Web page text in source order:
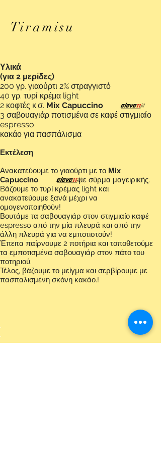
Tiramisu
Υλικά
(για 2 μερίδες)
200 γρ. γιαούρτι 2% στραγγιστό
40 γρ. τυρί κρέμα light
2 κοφτές κ.σ. Mix Capuccino
3 σαβουαγιάρ ποτισμένα σε καφέ στιγμιαίο
espresso
κακάο για πασπάλισμα
Εκτέλεση
Ανακατεύουμε το γιαούρτι με το Μix
Capuccinoμε σύρμα μαγειρικής.
Bάζουμε το τυρί κρέμας light και
ανακατεύουμε ξανά μέχρι να
ομογενοποιηθούν!
Βουτάμε τα σαβουαγιάρ στον στιγμιαίο καφέ
espresso από την μία πλευρά και από την
άλλη πλευρά για να εμποτιστούν!
Έπειτα παίρνουμε 2 ποτήρια και τοποθετούμε
τα εμποτισμένα σαβουαγιάρ στον πάτο του
ποτηριού.
Τέλος, βάζουμε το μείγμα και σερβίρουμε με
πασπαλισμένη σκόνη κακάο.!
.
.
.